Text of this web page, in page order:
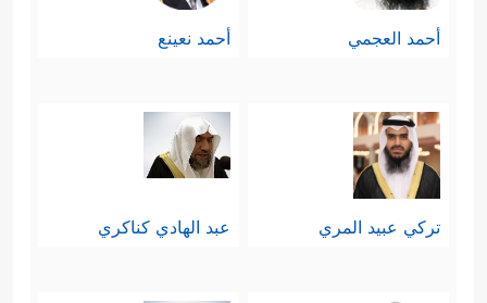
أحمد العجمي أحمد نعينع
تركي عبيد المري عبد الهادي كناكري